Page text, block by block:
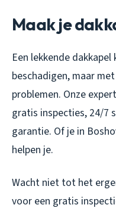
Maak je
Een lekkende
beschadigen, maar
problemen. Onze
gratis inspecties, 24/7
garantie. Of je in
helpen je.
Wacht niet tot het
voor een gratis